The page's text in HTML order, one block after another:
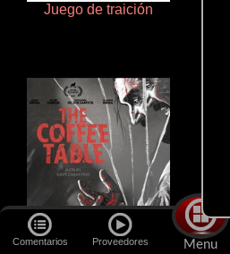
Comentarios Proveedores Menu
Juego de traición